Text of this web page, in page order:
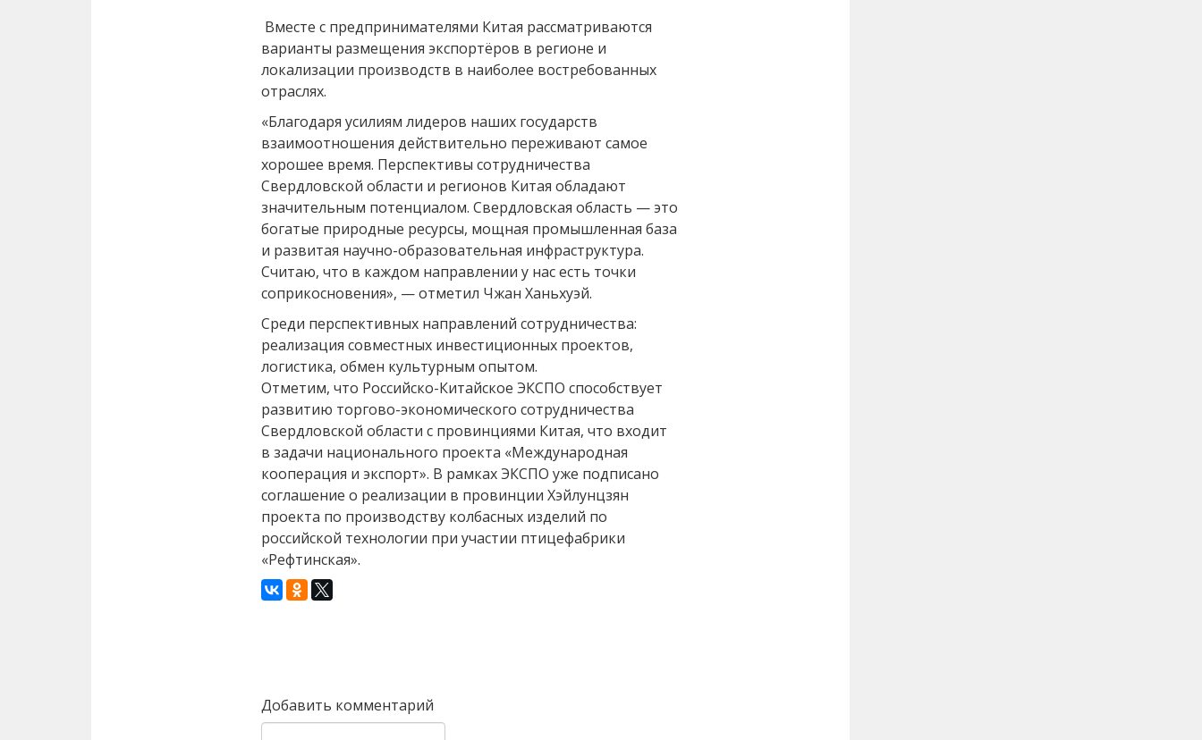
Вместе с предпринимателями Китая рассматриваются
варианты размещения экспортёров в регионе и
локализации производств в наиболее востребованных
отраслях.
«Благодаря усилиям лидеров наших государств
взаимоотношения действительно переживают самое
хорошее время. Перспективы сотрудничества
Свердловской области и регионов Китая обладают
значительным потенциалом. Свердловская область — это
богатые природные ресурсы, мощная промышленная база
и развитая научно-образовательная инфраструктура.
Считаю, что в каждом направлении у нас есть точки
соприкосновения», — отметил Чжан Ханьхуэй.
Среди перспективных направлений сотрудничества:
реализация совместных инвестиционных проектов,
логистика, обмен культурным опытом.
Отметим, что Российско-Китайское ЭКСПО способствует
развитию торгово-экономического сотрудничества
Свердловской области с провинциями Китая, что входит
в задачи национального проекта «Международная
кооперация и экспорт». В рамках ЭКСПО уже подписано
соглашение о реализации в провинции Хэйлунцзян
проекта по производству колбасных изделий по
российской технологии при участии птицефабрики
«Рефтинская».
Добавить комментарий